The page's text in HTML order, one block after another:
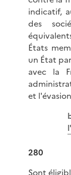
indicatif,
des
États
un État
avec la
et
280
Sont